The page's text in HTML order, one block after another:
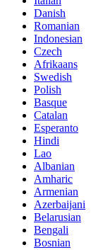
Danish
Romanian
Indonesian
Czech
Afrikaans
Swedish
Polish
Basque
Catalan
Esperanto
Hindi
Lao
Albanian
Amharic
Armenian
Azerbaijani
Belarusian
Bengali
Bosnian